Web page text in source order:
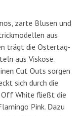
zarte Blusen und
aus
trägt die Ostertag-
aus Viskose.
Cut Outs sorgen
sich durch die
Off White fließt die
Pink. Dazu